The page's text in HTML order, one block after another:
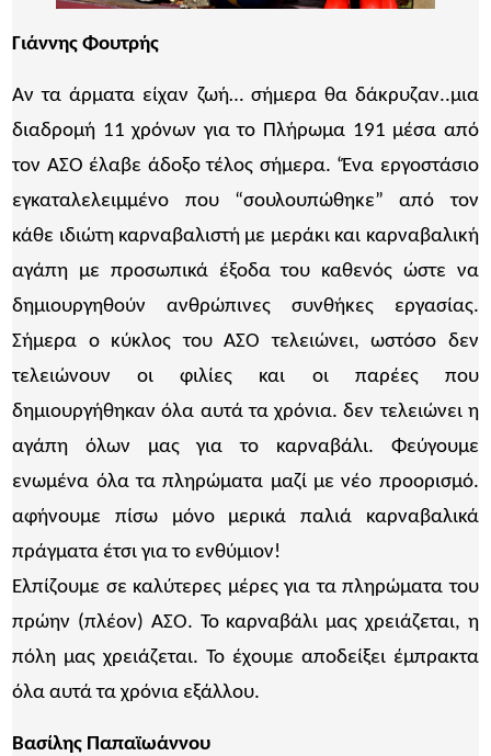
Γιάννης Φουτρής
Αν τα άρματα είχαν ζωή… σήμερα θα δάκρυζαν..μια
διαδρομή 11 χρόνων για το Πλήρωμα 191 μέσα από
τον ΑΣΟ έλαβε άδοξο τέλος σήμερα. ‘Ένα εργοστάσιο
εγκαταλελειμμένο που “σουλουπώθηκε” από τον
κάθε ιδιώτη καρναβαλιστή με μεράκι και καρναβαλική
αγάπη με προσωπικά έξοδα του καθενός ώστε να
δημιουργηθούν ανθρώπινες συνθήκες εργασίας.
Σήμερα ο κύκλος του ΑΣΟ τελειώνει, ωστόσο δεν
τελειώνουν οι φιλίες και οι παρέες που
δημιουργήθηκαν όλα αυτά τα χρόνια. δεν τελειώνει η
αγάπη όλων μας για το καρναβάλι. Φεύγουμε
ενωμένα όλα τα πληρώματα μαζί με νέο προορισμό.
αφήνουμε πίσω μόνο μερικά παλιά καρναβαλικά
πράγματα έτσι για το ενθύμιον!
Ελπίζουμε σε καλύτερες μέρες για τα πληρώματα του
πρώην (πλέον) ΑΣΟ. Το καρναβάλι μας χρειάζεται, η
πόλη μας χρειάζεται. Το έχουμε αποδείξει έμπρακτα
όλα αυτά τα χρόνια εξάλλου.
Βασίλης Παπαϊωάννου